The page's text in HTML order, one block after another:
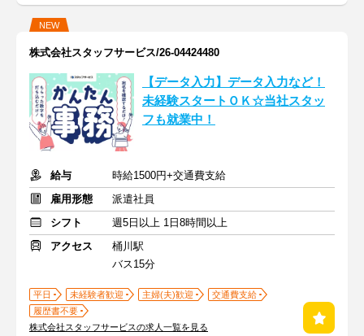
NEW
株式会社スタッフサービス/26-04424480
【データ入力】データ入力など！
未経験スタートＯＫ☆当社スタッ
フも就業中！
給与
時給1500円+交通費支給
雇用形態
派遣社員
シフト
週5日以上 1日8時間以上
アクセス
桶川駅
バス15分
平日 未経験者歓迎 主婦(夫)歓迎
交通費支給
履歴書不要
株式会社スタッフサービスの求人一覧を見る